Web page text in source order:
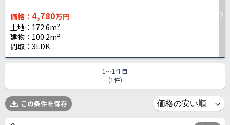
価格： 4,780万円
土地：172.6m²
建物：100.2m²
間取：3LDK
1〜1件目
(1件)
この条件を保存